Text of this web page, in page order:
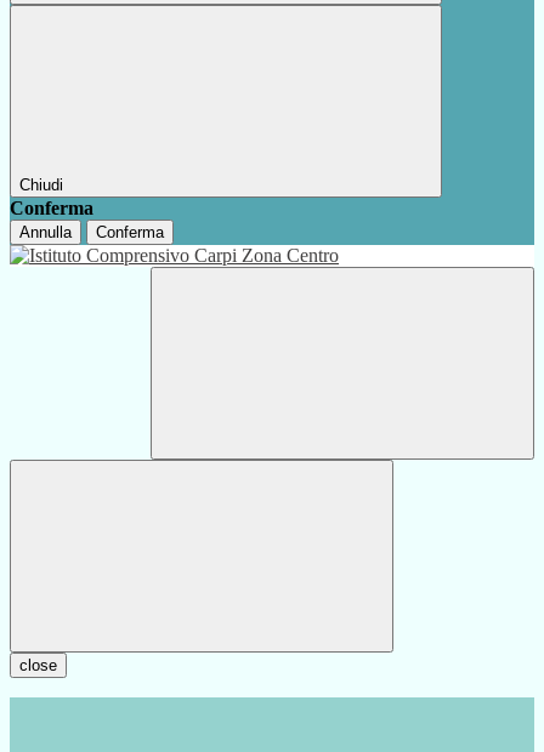
Chiudi
Conferma
Annulla Conferma
close